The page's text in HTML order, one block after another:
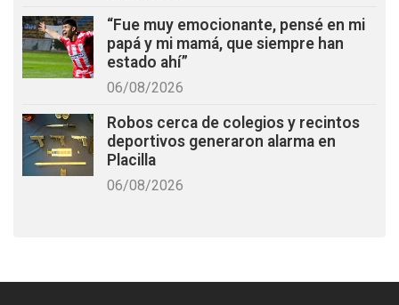
“Fue muy emocionante, pensé en mi
papá y mi mamá, que siempre han
estado ahí”
06/08/2026
Robos cerca de colegios y recintos
deportivos generaron alarma en
Placilla
06/08/2026